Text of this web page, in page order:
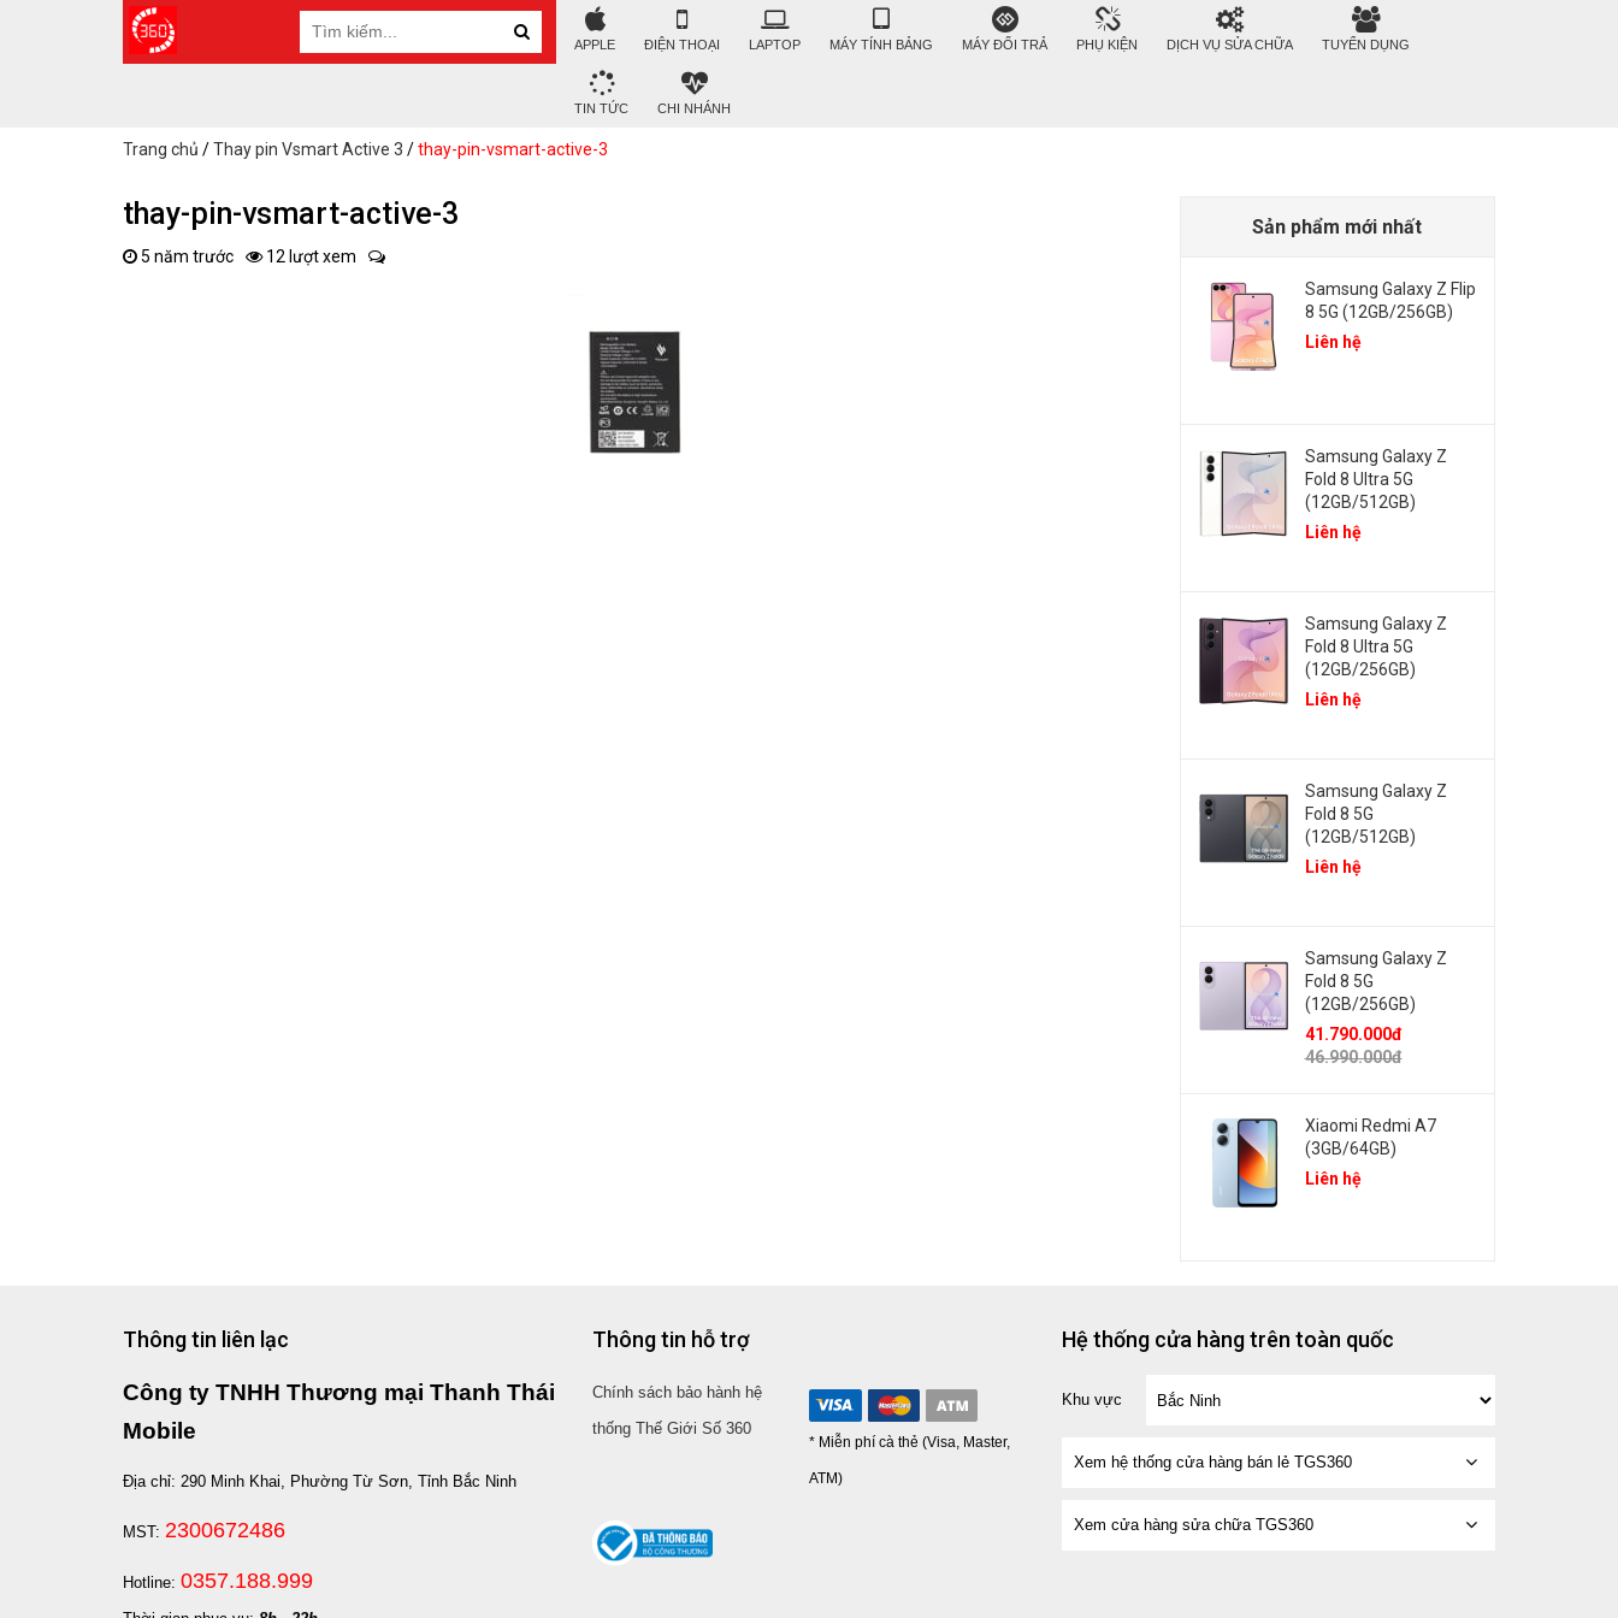
APPLE ĐIỆN THOẠI LAPTOP MÁY TÍNH BẢNG MÁY ĐỔI TRẢ PHỤ KIỆN DỊCH VỤ SỬA CHỮA TUYỂN DỤNG
TIN TỨC CHI NHÁNH
Trang chủ /Thay pin Vsmart Active 3 /thay-pin-vsmart-active-3
thay-pin-vsmart-active-3
5 năm trước 12 lượt xem
Sản phẩm mới nhất
Samsung Galaxy Z Flip
8 5G (12GB/256GB)
Liên hệ
Samsung Galaxy Z
Fold 8 Ultra 5G
(12GB/512GB)
Liên hệ
Samsung Galaxy Z
Fold 8 Ultra 5G
(12GB/256GB)
Liên hệ
Samsung Galaxy Z
Fold 8 5G
(12GB/512GB)
Liên hệ
Samsung Galaxy Z
Fold 8 5G
(12GB/256GB)
41.790.000đ
46.990.000đ
Xiaomi Redmi A7
(3GB/64GB)
Liên hệ
Thông tin liên lạc
Công ty TNHH Thương mại Thanh Thái
Mobile
Địa chỉ: 290 Minh Khai, Phường Từ Sơn, Tỉnh Bắc Ninh
MST: 2300672486
Hotline: 0357.188.999
Thông tin hỗ trợ
Chính sách bảo hành hệ
thống Thế Giới Số 360
* Miễn phí cà thẻ (Visa, Master,
ATM)
Hệ thống cửa hàng trên toàn quốc
Khu vực
Xem hệ thống cửa hàng bán lẻ TGS360
Xem cửa hàng sửa chữa TGS360